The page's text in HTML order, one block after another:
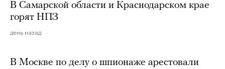
В Самарской области и Краснодарском крае
горят НПЗ
день назад
В Москве по делу о шпионаже арестовали